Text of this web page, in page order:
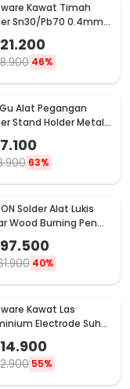
Kawat Timah
Sn30/Pb70 0.4mm
untuk PCB Elektronik
21.200
46%
Alat Pegangan
Stand Holder Metal
- DBL-X10
7.100
63%
Solder Alat Lukis
Wood Burning Pen
60W 36 Set -
D
97.500
40%
Kawat Las
Electrode Suhu
50cm 20 PCS
- M127271
14.900
55%